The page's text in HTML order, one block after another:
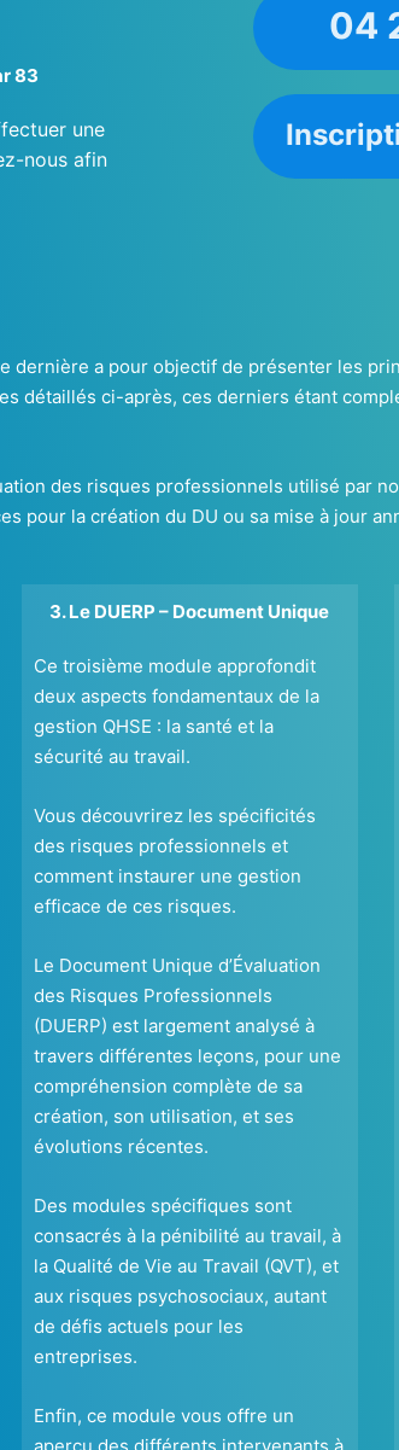
83
une
nous afin
04
a pour objectif de présenter les
détaillés ci-après, ces derniers étant
des risques professionnels utilisé par
pour la création du DU ou sa mise à jour
3. Le DUERP – Document Unique
Ce troisième module approfondit
deux aspects fondamentaux de la
gestion QHSE : la santé et la
sécurité au travail.
Vous découvrirez les spécificités
des risques professionnels et
comment instaurer une gestion
efficace de ces risques.
Le Document Unique d’Évaluation
des Risques Professionnels
(DUERP) est largement analysé à
travers différentes leçons, pour une
compréhension complète de sa
création, son utilisation, et ses
évolutions récentes.
Des modules spécifiques sont
consacrés à la pénibilité au travail, à
la Qualité de Vie au Travail (QVT), et
aux risques psychosociaux, autant
de défis actuels pour les
entreprises.
Enfin, ce module vous offre un